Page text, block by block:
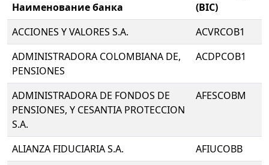
Наименование банка
(BIC)
ACCIONES Y VALORES S.A.
ACVRCOB1
ADMINISTRADORA COLOMBIANA DE,
PENSIONES
ACDPCOB1
ADMINISTRADORA DE FONDOS DE
PENSIONES, Y CESANTIA PROTECCION
S.A.
AFESCOBM
ALIANZA FIDUCIARIA S.A.
AFIUCOBB